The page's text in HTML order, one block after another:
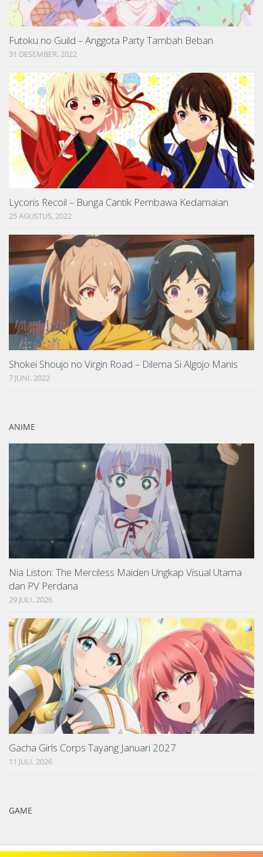
Futoku no Guild – Anggota Party Tambah Beban
31 DESEMBER, 2022
Lycoris Recoil – Bunga Cantik Pembawa Kedamaian
25 AGUSTUS, 2022
Shokei Shoujo no Virgin Road – Dilema Si Algojo Manis
7 JUNI, 2022
ANIME
Nia Liston: The Merciless Maiden Ungkap Visual Utama
dan PV Perdana
29 JULI, 2026
Gacha Girls Corps Tayang Januari 2027
11 JULI, 2026
GAME